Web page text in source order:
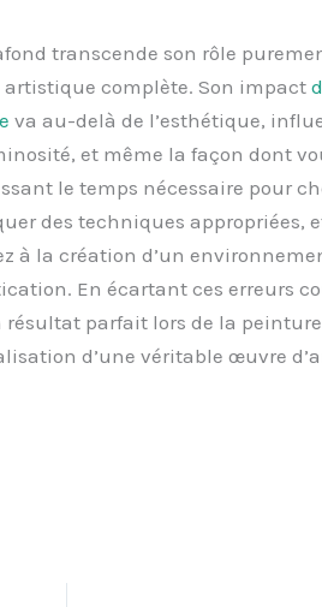
transcende son rôle
complète. Son impact
va au-delà de l’esthétique,
et même la façon dont
le temps nécessaire pour
des techniques appropriées,
à la création d’un
En écartant ces erreurs
résultat parfait lors de la
d’une véritable œuvre